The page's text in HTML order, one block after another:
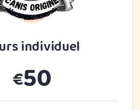
individuel
€50